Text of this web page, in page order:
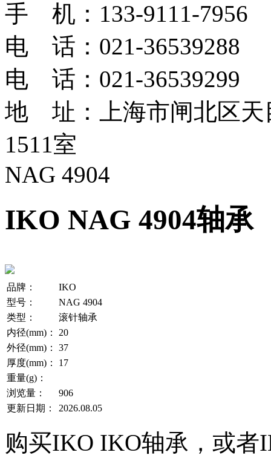
手 机：133-9111-7956
电 话：021-36539288
电 话：021-36539299
地 址：上海市闸北区天
1511室
NAG 4904
IKO NAG 4904轴承
品牌：
IKO
型号：
NAG 4904
类型：
滚针轴承
内径(mm)：
20
外径(mm)：
37
厚度(mm)：
17
重量(g)：
浏览量：
906
更新日期：
2026.08.05
购买IKO IKO轴承，或者